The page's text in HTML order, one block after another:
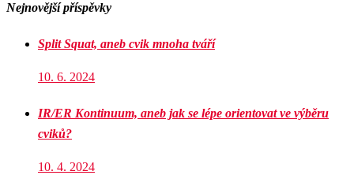
Nejnovější příspěvky
Split Squat, aneb cvik mnoha tváří
10. 6. 2024
IR/ER Kontinuum, aneb jak se lépe orientovat ve výběru
cviků?
10. 4. 2024